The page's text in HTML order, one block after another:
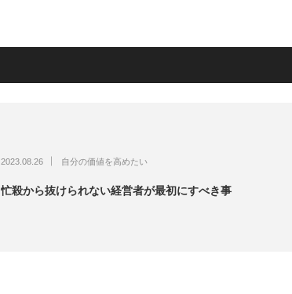
2023.08.26 自分の価値を高めたい
忙殺から抜けられない経営者が最初にすべき事